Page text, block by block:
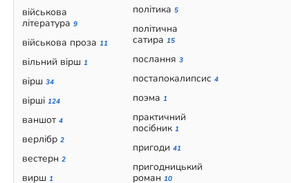
військова
література 9
військова проза 11
вільний вірш 1
вірш 34
вірші 124
ваншот 4
верлібр 2
вестерн 2
вирш 1
політика 5
політична
сатира 15
послання 3
постапокалипсис 4
поэма 1
практичний
посібник 1
пригоди 41
пригодницький
роман 10